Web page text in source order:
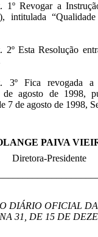
1º Revogar a
intitulada
2º Esta Resolução
3º Fica revogada
agosto de 1998,
7 de agosto de 1998,
PAIVA
Diretora-Presidente
DIÁRIO OFICIAL DA
31, DE 15 DE